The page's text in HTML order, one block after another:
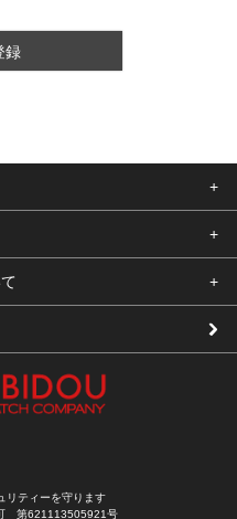
録
リティーを守ります
第621113505921号